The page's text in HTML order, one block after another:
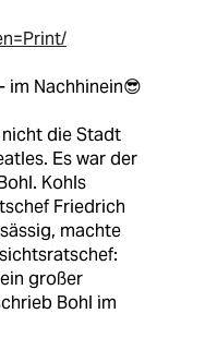
im Nachhinein😎
nicht die Stadt
Es war der
Kohls
Friedrich
machte
großer
Bohl im